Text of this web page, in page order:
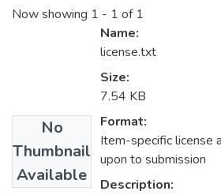
Now showing 1 - 1 of 1
No
Thumbnail
Available
Name:
license.txt
Size:
7.54 KB
Format:
Item-specific license
upon to submission
Description: